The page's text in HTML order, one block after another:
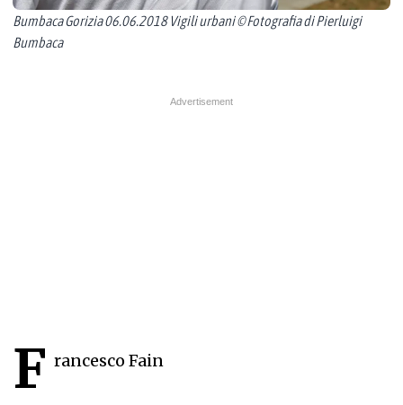
Bumbaca Gorizia 06.06.2018 Vigili urbani © Fotografia di Pierluigi
Bumbaca
F rancesco Fain